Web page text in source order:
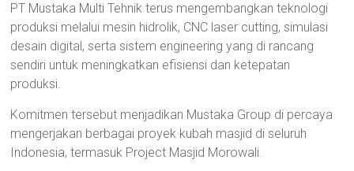
PT Mustaka Multi Tehnik terus mengembangkan teknologi
produksi melalui mesin hidrolik, CNC laser cutting, simulasi
desain digital, serta sistem engineering yang di rancang
sendiri untuk meningkatkan efisiensi dan ketepatan
produksi.
Komitmen tersebut menjadikan Mustaka Group di percaya
mengerjakan berbagai proyek kubah masjid di seluruh
Indonesia, termasuk Project Masjid Morowali.